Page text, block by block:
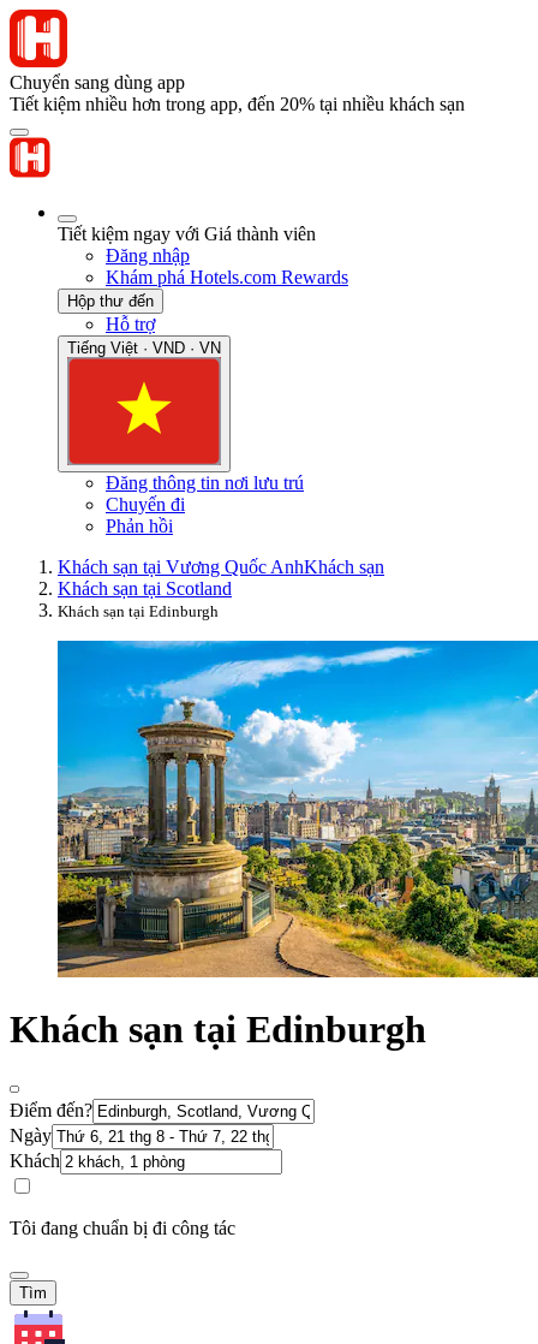
Chuyển sang dùng app
Tiết kiệm nhiều hơn trong app, đến 20% tại nhiều khách sạn
Tiết kiệm ngay với Giá thành viên
Đăng nhập
Khám phá Hotels.com Rewards
Hộp thư đến
Hỗ trợ
Tiếng Việt · VND · VN
Đăng thông tin nơi lưu trú
Chuyến đi
Phản hồi
Khách sạn tại Vương Quốc AnhKhách sạn
Khách sạn tại Scotland
Khách sạn tại Edinburgh
Khách sạn tại Edinburgh
Điểm đến?
Ngày
Khách
Tôi đang chuẩn bị đi công tác
Tìm